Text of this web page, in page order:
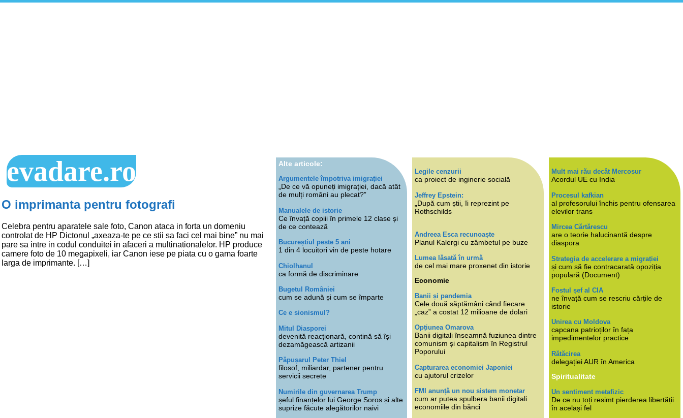
evadare.ro
O imprimanta pentru fotografi
Celebra pentru aparatele sale foto, Canon ataca in forta un domeniu
controlat de HP Dictonul „axeaza-te pe ce stii sa faci cel mai bine” nu mai
pare sa intre in codul conduitei in afaceri a multinationalelor. HP produce
camere foto de 10 megapixeli, iar Canon iese pe piata cu o gama foarte
larga de imprimante. […]
Alte articole:
Argumentele împotriva imigrației
„De ce vă opuneți imigrației, dacă atât
de mulți români au plecat?”
Manualele de istorie
Ce învață copiii în primele 12 clase și
de ce contează
Bucureștiul peste 5 ani
1 din 4 locuitori vin de peste hotare
Chiolhanul
ca formă de discriminare
Bugetul României
cum se adună și cum se împarte
Ce e sionismul?
Mitul Diasporei
devenită reacționară, contină să își
dezamăgească artizanii
Păpușarul Peter Thiel
filosof, miliardar, partener pentru
servicii secrete
Numirile din guvernarea Trump
șeful finanțelor lui George Soros și alte
suprize făcute alegătorilor naivi
Legile cenzurii
ca proiect de inginerie socială
Jeffrey Epstein:
„După cum știi, îi reprezint pe
Rothschilds
Andreea Esca recunoaște
Planul Kalergi cu zâmbetul pe buze
Lumea lăsată în urmă
de cel mai mare proxenet din istorie
Economie
Banii și pandemia
Cele două săptămâni când fiecare
„caz” a costat 12 milioane de dolari
Opțiunea Omarova
Banii digitali înseamnă fuziunea dintre
comunism și capitalism în Registrul
Poporului
Capturarea economiei Japoniei
cu ajutorul crizelor
FMI anunță un nou sistem monetar
cum ar putea spulbera banii digitali
economiile din bănci
Mult mai rău decât Mercosur
Acordul UE cu India
Procesul kafkian
al profesorului închis pentru ofensarea
elevilor trans
Mircea Cărtărescu
are o teorie halucinantă despre
diaspora
Strategia de accelerare a migrației
și cum să fie contracarată opoziția
populară (Document)
Fostul șef al CIA
ne învață cum se rescriu cărțile de
istorie
Unirea cu Moldova
capcana patrioților în fața
impedimentelor practice
Rătăcirea
delegației AUR în America
Spiritualitate
Un sentiment metafizic
De ce nu toți resimt pierderea libertății
în același fel